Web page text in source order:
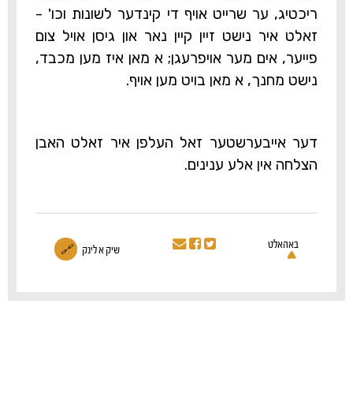
ריכטיג, ער שרייט אויף די קינדער לשונות וכו' -
זאלט איר נישט זיין קיין נאר און גיסן אויל צום
פייער, אים מער אויפרעגן; א מאן איז מען מכבד,
נישט מחנך, א מאן בויט מען אויף.
דער אייבערשטער זאל העלפן איר זאלט האבן
הצלחה אין אלע ענינים.
באהאלט שיק א לינק 🔗